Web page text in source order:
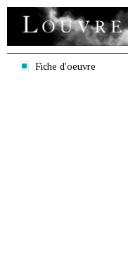
Fiche d'oeuvre